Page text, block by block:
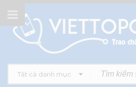
Tất cả danh mục